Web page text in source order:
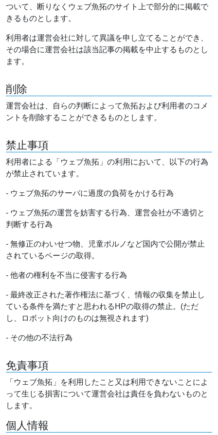
ついて、断りなくウェブ魚拓のサイト上で部分的に掲載で
きるものとします。
利用者は運営会社に対して異議を申し立てることができ、
その場合に運営会社は該当記事の掲載を中止するものとし
ます。
削除
運営会社は、自らの判断によって魚拓および利用者のコメ
ントを削除することができるものとします。
禁止事項
利用者による「ウェブ魚拓」の利用において、以下の行為
が禁止されています。
- ウェブ魚拓のサーバに過度の負荷をかける行為
- ウェブ魚拓の運営を妨害する行為、運営会社が不適切と
判断する行為
- 無修正のわいせつ物、児童ポルノなど国内で公開が禁止
されているページの取得。
- 他者の権利を不当に侵害する行為
- 最終改正された著作権法に基づく、情報の収集を禁止し
ている条件を満たすと思われるHPの取得の禁止。(ただ
し、ロボット向けのものは無視されます)
- その他の不法行為
免責事項
「ウェブ魚拓」を利用したこと又は利用できないことによ
って生じる損害について運営会社は責任を負わないものと
します。
個人情報